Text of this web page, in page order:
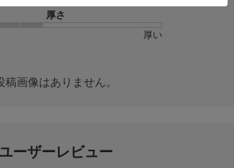
厚さ
厚い
稿画像はありません。
ーザーレビュー